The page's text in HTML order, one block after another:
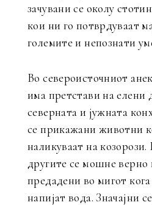
зачувани се околу
кои ни го потврдуваат
големите и непознати
Во североисточниот
има претстави на елени
северната и јужната
се прикажани животни
наликуваат на
другите се мошне верно
предадени во мигот
напијат вода. Значајни